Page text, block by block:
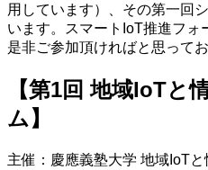
用しています）、その第一回
います。スマートIoT推進フォ
是非ご参加頂ければと思ってお
【第1回 地域IoTと
ム】
主催：慶應義塾大学 地域IoT